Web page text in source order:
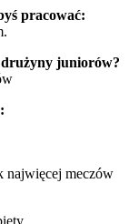
pracować:
juniorów?
meczów